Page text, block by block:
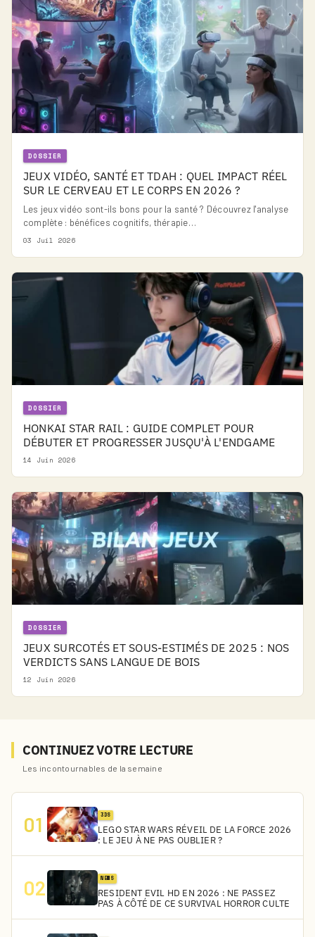
DOSSIER
JEUX VIDÉO, SANTÉ ET TDAH : QUEL IMPACT RÉEL
SUR LE CERVEAU ET LE CORPS EN 2026 ?
Les jeux vidéo sont-ils bons pour la santé ? Découvrez l'analyse
complète : bénéfices cognitifs, thérapie…
03 Juil 2026
DOSSIER
HONKAI STAR RAIL : GUIDE COMPLET POUR
DÉBUTER ET PROGRESSER JUSQU'À L'ENDGAME
14 Juin 2026
DOSSIER
JEUX SURCOTÉS ET SOUS-ESTIMÉS DE 2025 : NOS
VERDICTS SANS LANGUE DE BOIS
12 Juin 2026
CONTINUEZ VOTRE LECTURE
Les incontournables de la semaine
01 3DS
LEGO STAR WARS RÉVEIL DE LA FORCE 2026
: LE JEU À NE PAS OUBLIER ?
02 NEWS
RESIDENT EVIL HD EN 2026 : NE PASSEZ
PAS À CÔTÉ DE CE SURVIVAL HORROR CULTE